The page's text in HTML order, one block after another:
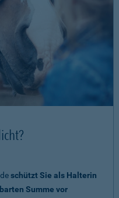
schützt Sie als Halterin
Summe vor